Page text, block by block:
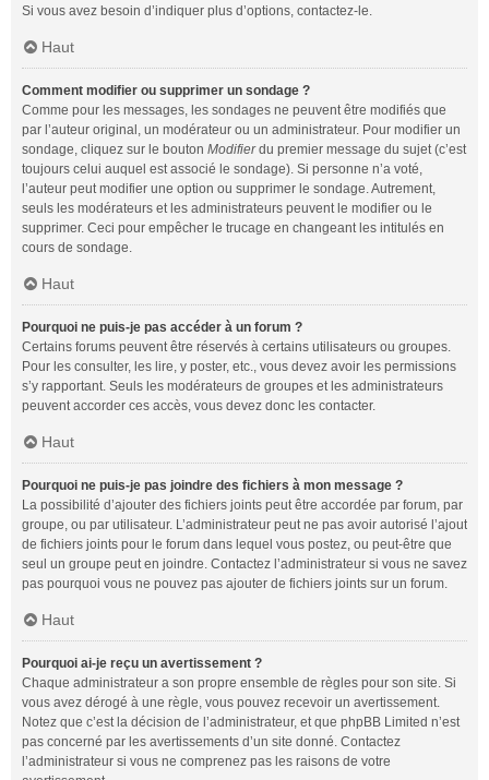
Si vous avez besoin d’indiquer plus d’options, contactez-le.
Haut
Comment modifier ou supprimer un sondage ?
Comme pour les messages, les sondages ne peuvent être modifiés que
par l’auteur original, un modérateur ou un administrateur. Pour modifier un
sondage, cliquez sur le bouton Modifierdu premier message du sujet (c’est
toujours celui auquel est associé le sondage). Si personne n’a voté,
l’auteur peut modifier une option ou supprimer le sondage. Autrement,
seuls les modérateurs et les administrateurs peuvent le modifier ou le
supprimer. Ceci pour empêcher le trucage en changeant les intitulés en
cours de sondage.
Haut
Pourquoi ne puis-je pas accéder à un forum ?
Certains forums peuvent être réservés à certains utilisateurs ou groupes.
Pour les consulter, les lire, y poster, etc., vous devez avoir les permissions
s’y rapportant. Seuls les modérateurs de groupes et les administrateurs
peuvent accorder ces accès, vous devez donc les contacter.
Haut
Pourquoi ne puis-je pas joindre des fichiers à mon message ?
La possibilité d’ajouter des fichiers joints peut être accordée par forum, par
groupe, ou par utilisateur. L’administrateur peut ne pas avoir autorisé l’ajout
de fichiers joints pour le forum dans lequel vous postez, ou peut-être que
seul un groupe peut en joindre. Contactez l’administrateur si vous ne savez
pas pourquoi vous ne pouvez pas ajouter de fichiers joints sur un forum.
Haut
Pourquoi ai-je reçu un avertissement ?
Chaque administrateur a son propre ensemble de règles pour son site. Si
vous avez dérogé à une règle, vous pouvez recevoir un avertissement.
Notez que c’est la décision de l’administrateur, et que phpBB Limited n’est
pas concerné par les avertissements d’un site donné. Contactez
l’administrateur si vous ne comprenez pas les raisons de votre